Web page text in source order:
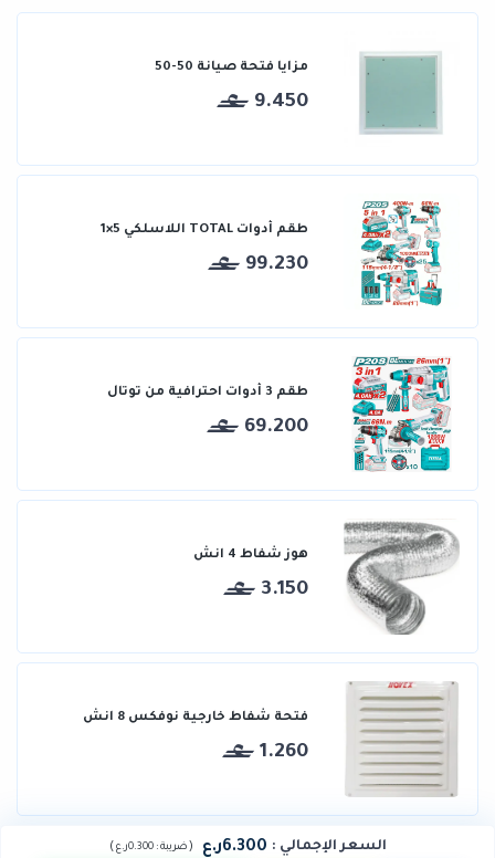
مزايا فتحة صيانة 50-50
9.450
طقم أدوات TOTAL اللاسلكي 5×1
99.230
طقم 3 أدوات احترافية من توتال
69.200
هوز شفاط 4 انش
3.150
فتحة شفاط خارجية نوفكس 8 انش
1.260
السعر الإجمالي : 6.300ر.ع (ضريبة :0.300ر.ع )